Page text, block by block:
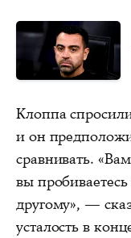
Клоппа
и он
сравнивать.
вы
другому», —
усталость в